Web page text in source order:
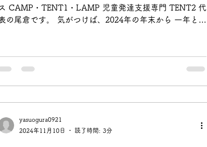
ス CAMP・TENT1・LAMP 児童発達支援専門 TENT2 代
の尾倉です。 気がつけば、2024年の年末から 一年と少
受け入れられていくのを勝手ながら誇らしく思ってい
した。 同時に、AIや自動化が進み、 あらゆるものが効
います。 2025年、政治不信や物価上昇、 人口減少や災
害、世界情勢の不安など、 どこか息苦しい空気をまとっ
一年だったように思います。 SNSを開けば、 知らなく
yasuogura0921
2024年11月10日
読了時間: 3分